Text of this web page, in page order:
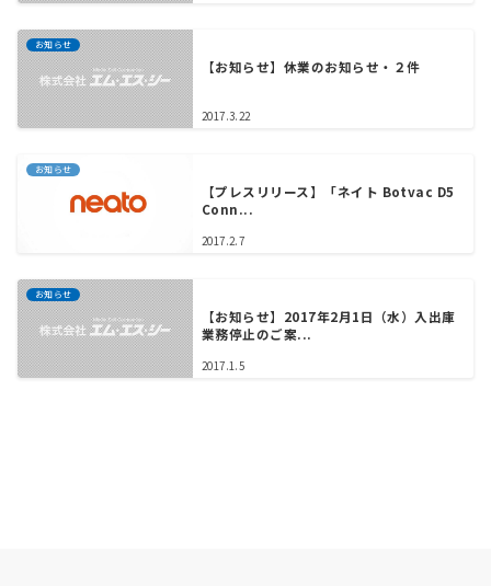
お知らせ
【お知らせ】休業のお知らせ・２件
2017.3.22
お知らせ
【プレスリリース】「ネイト Botvac D5
Conn...
2017.2.7
お知らせ
【お知らせ】2017年2月1日（水）入出庫
業務停止のご案...
2017.1.5